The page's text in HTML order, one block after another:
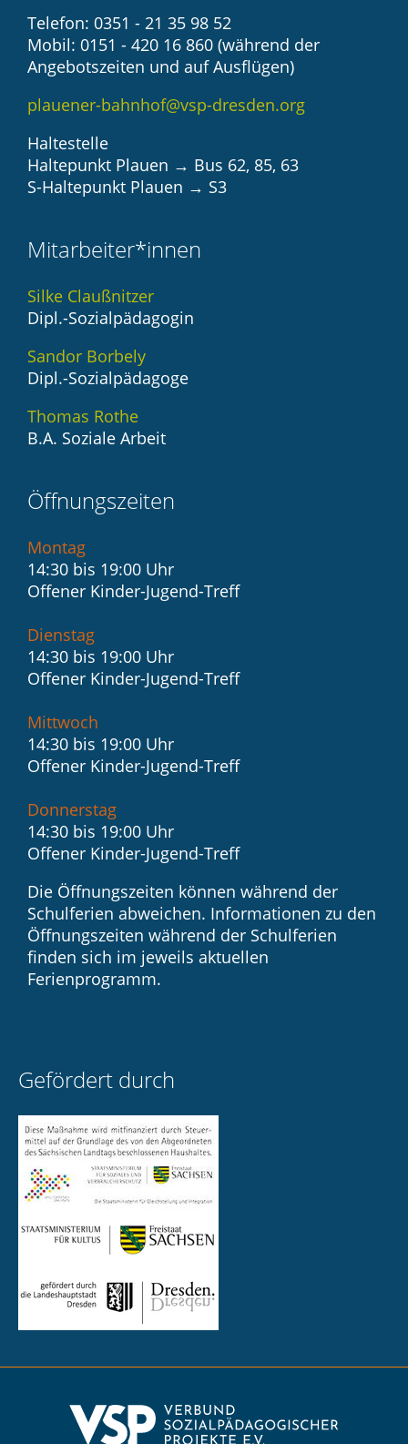
Telefon: 0351 - 21 35 98 52
Mobil: 0151 - 420 16 860 (während der
Angebotszeiten und auf Ausflügen)
plauener-bahnhof@vsp-dresden.org
Haltestelle
Haltepunkt Plauen → Bus 62, 85, 63
S-Haltepunkt Plauen → S3
Mitarbeiter*innen
Silke Claußnitzer
Dipl.-Sozialpädagogin
Sandor Borbely
Dipl.-Sozialpädagoge
Thomas Rothe
B.A. Soziale Arbeit
Öffnungszeiten
Montag
14:30 bis 19:00 Uhr
Offener Kinder-Jugend-Treff
Dienstag
14:30 bis 19:00 Uhr
Offener Kinder-Jugend-Treff
Mittwoch
14:30 bis 19:00 Uhr
Offener Kinder-Jugend-Treff
Donnerstag
14:30 bis 19:00 Uhr
Offener Kinder-Jugend-Treff
Die Öffnungszeiten können während der
Schulferien abweichen. Informationen zu den
Öffnungszeiten während der Schulferien
finden sich im jeweils aktuellen
Ferienprogramm.
Gefördert durch